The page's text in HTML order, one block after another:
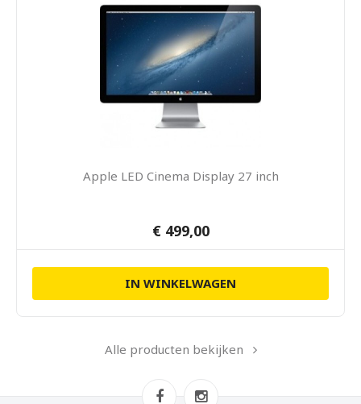
Apple LED Cinema Display 27 inch
€ 499,00
IN WINKELWAGEN
Alle producten bekijken